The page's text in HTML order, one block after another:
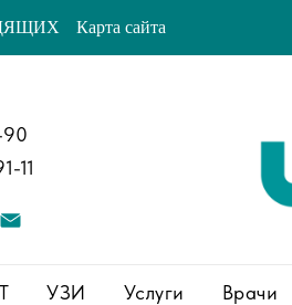
Карта сайта
90
11
УЗИ Услуги Врачи